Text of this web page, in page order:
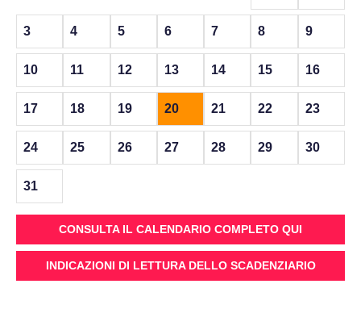
3 4 5 6 7 8 9
10 11 12 13 14 15 16
17 18 19 20 21 22 23
24 25 26 27 28 29 30
31
CONSULTA IL CALENDARIO COMPLETO QUI
INDICAZIONI DI LETTURA DELLO SCADENZIARIO